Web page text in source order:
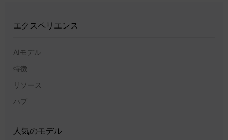
エクスペリエンス
AIモデル
特徴
リソース
ハブ
人気のモデル